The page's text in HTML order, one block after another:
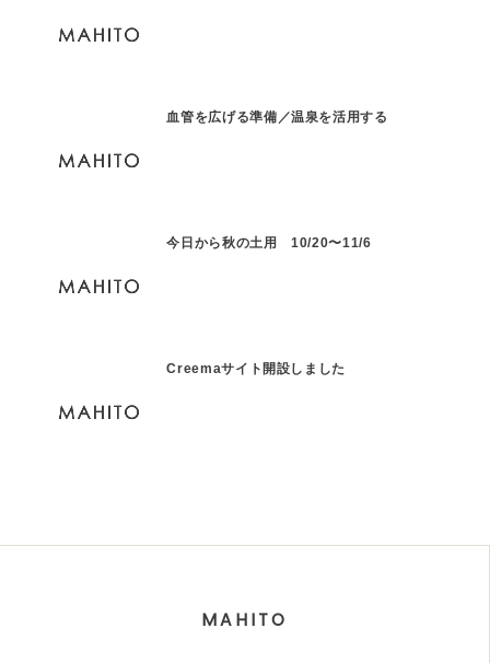
血管を広げる準備／温泉を活用する
今日から秋の土用 10/20〜11/6
Creemaサイト開設しました
MAHITO